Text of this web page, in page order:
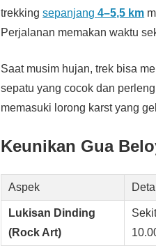
trekkingsepanjang4–5,5 km
Perjalanan memakan waktu
Saat musim hujan, trek bisa
sepatu yang cocok dan
memasuki lorong karst yang
Keunikan Gua
Aspek
Lukisan Dinding
(Rock Art)